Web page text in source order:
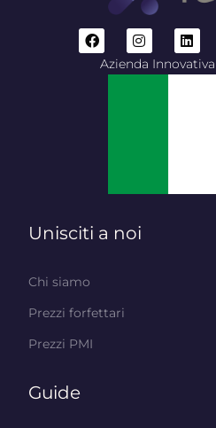
Azienda
Unisciti a noi
Chi siamo
Prezzi forfettari
Prezzi PMI
Guide